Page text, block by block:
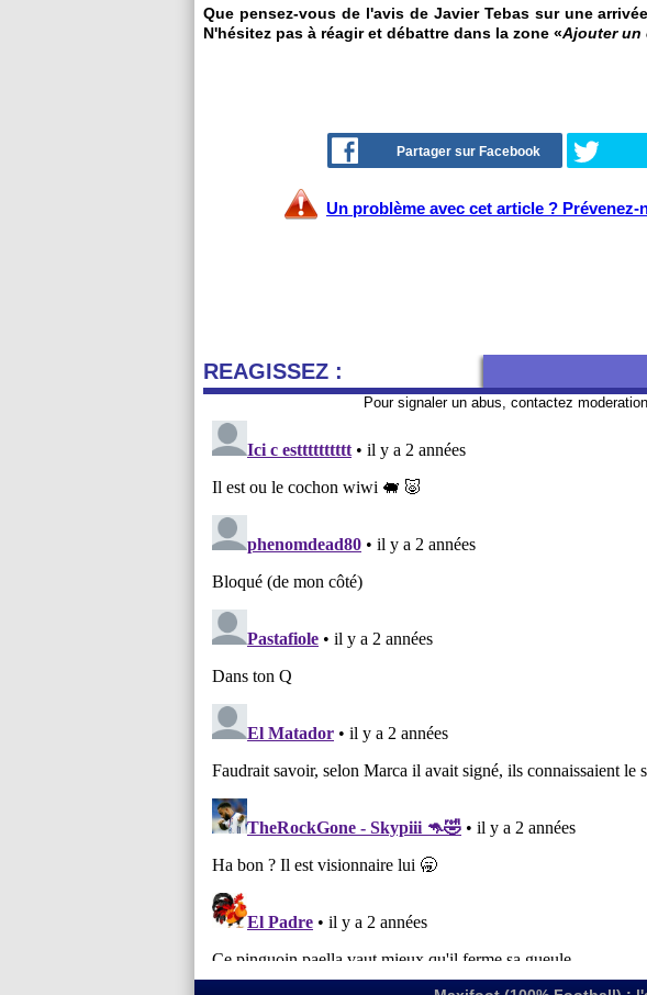
Que pensez-vous de l'avis de Javier Tebas sur une
N'hésitez pas à réagir et débattre dans la zone «Ajouter un
Partager sur Facebook
Un problème avec cet article ?
REAGISSEZ :
Pour signaler un abus, contactez